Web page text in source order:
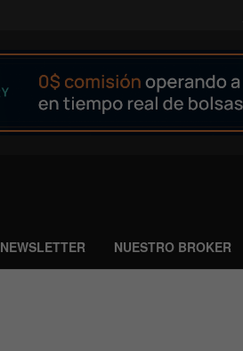
NEWSLETTER NUESTRO BROKER